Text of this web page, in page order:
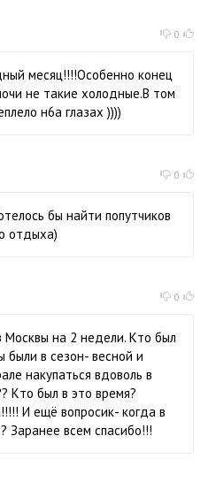
0
месяц!!!!Особенно конец
не такие холодные.В том
н6а глазах ))))
0
бы найти попутчиков
отдыха)
0
на 2 недели. Кто был
в сезон- весной и
накупаться вдоволь в
Кто был в это время?
И ещё вопросик- когда в
Заранее всем спасибо!!!